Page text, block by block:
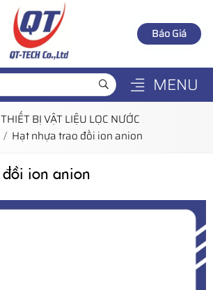
Báo Giá
MENU
THIẾT BỊ VẬT LIỆU LỌC NƯỚC
Hạt nhựa trao đồi ion anion
ion anion